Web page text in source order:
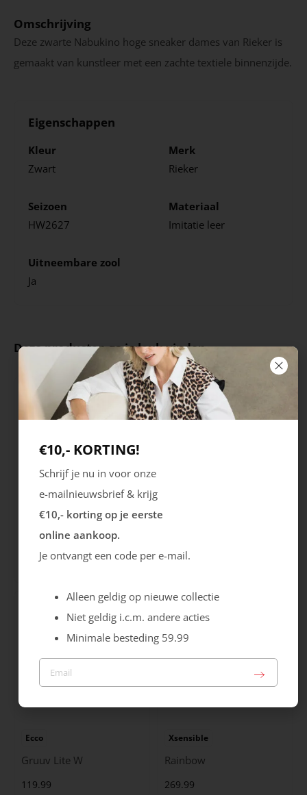
Omschrijving
Deze zwarte Nabukino hoge sneaker dames van Rieker is
gemaakt van kunstleer met een zachte textiele binnenzijde.
Eigenschappen
Kleur
Zwart
Merk
Rieker
Seizoen
HW2627
Materiaal
Imitatie leer
Uitneembare zool
Ja
Deze producten ga je leuk vinden
Ecco
Gruuv Lite W
119.99
Xsensible
Rainbow
269.99
€10,- KORTING!
Schrijf je nu in voor onze
e-mailnieuwsbrief & krijg
€10,- korting op je eerste
online aankoop.
Je ontvangt een code per e-mail.
Alleen geldig op nieuwe collectie
Niet geldig i.c.m. andere acties
Minimale besteding 59.99